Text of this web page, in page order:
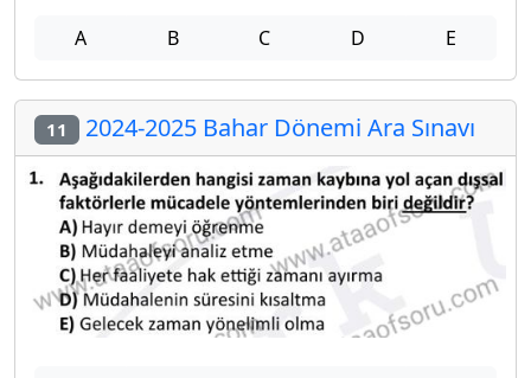
A B C D E
11 2024-2025 Bahar Dönemi Ara Sınavı